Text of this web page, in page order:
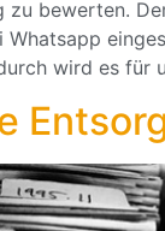
zu bewerten.
wird es